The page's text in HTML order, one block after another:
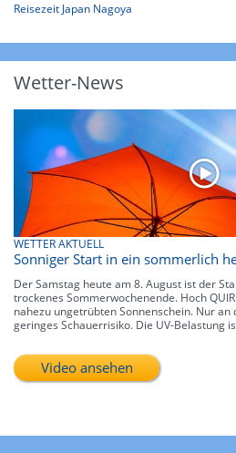
Reisezeit Japan Nagoya
Wetter-News
WETTER AKTUELL
Sonniger Start in ein sommerlich
Der Samstag heute am 8. August ist der
trockenes Sommerwochenende. Hoch
nahezu ungetrübten Sonnenschein. Nur an
geringes Schauerrisiko. Die UV-Belastung
Video ansehen